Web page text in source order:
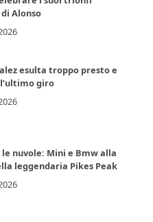
Alonso
esulta troppo presto e
giro
nuvole: Mini e Bmw alla
leggendaria Pikes Peak